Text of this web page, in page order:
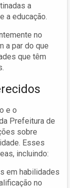
a
a educação.
no
a par do que
que têm
e o
Prefeitura de
sobre
Esses
incluindo:
em habilidades
no